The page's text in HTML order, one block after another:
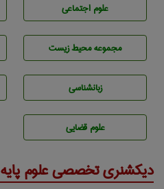
علوم اجتماعی
مجموعه محيط زيست
زبانشناسی
علوم قضایی
دیکشنری تخصصی علوم پایه